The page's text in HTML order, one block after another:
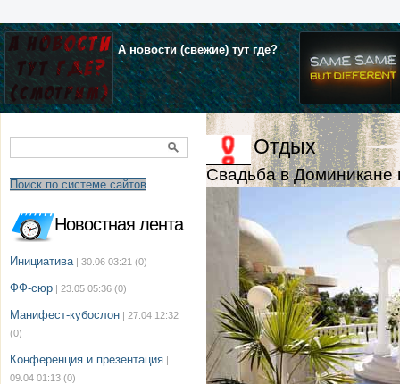
А новости (свежие) тут где?
Поиск по системе сайтов
Новостная лента
Инициатива | 30.06 03:21 (0)
ФФ-сюр | 23.05 05:36 (0)
Манифест-кубослон | 27.04 12:32
(0)
Конференция и презентация |
09.04 01:13 (0)
Отдых
Свадьба в Доминикане